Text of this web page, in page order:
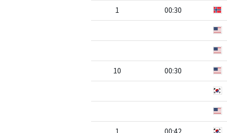
1 00:30
10 00:30
1 00:42